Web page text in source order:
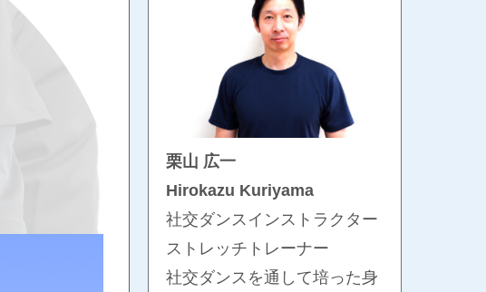
栗山 広一
Hirokazu Kuriyama
社交ダンスインストラクター
ストレッチトレーナー
社交ダンスを通して培った身